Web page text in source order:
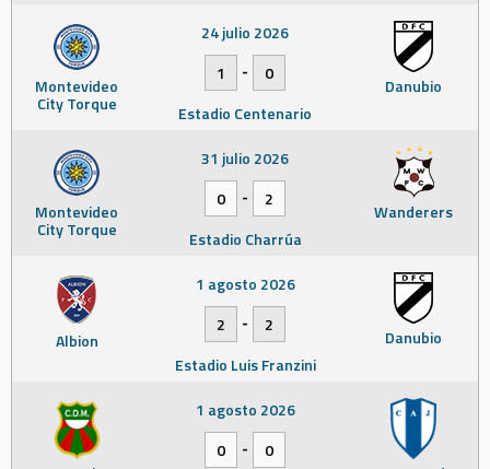
Montevideo
City Torque
Danubio
24 julio 2026
1
-
0
Estadio Centenario
Montevideo
City Torque
Wanderers
31 julio 2026
0
-
2
Estadio Charrúa
Albion Danubio
1 agosto 2026
2
-
2
Estadio Luis Franzini
1 agosto 2026
0
- 0